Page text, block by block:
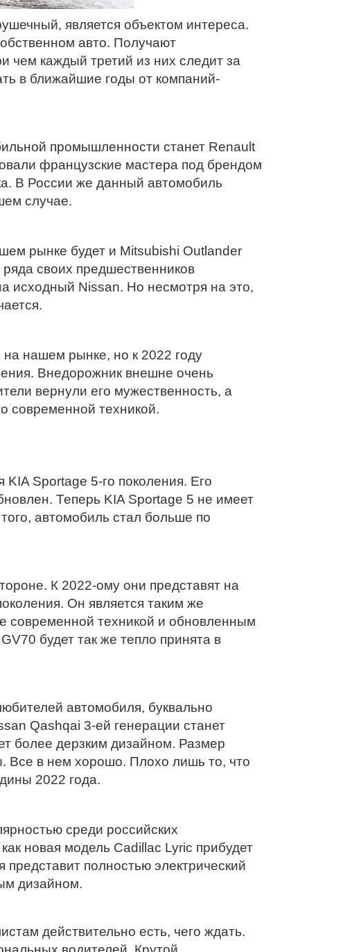
является объектом интереса.
авто. Получают
чем каждый третий из них следит за
в ближайшие годы от компаний-
промышленности станет Renault
французские мастера под брендом
В России же данный автомобиль
случае.
рынке будет и Mitsubishi Outlander
своих предшественников
исходный Nissan. Но несмотря на это,
на нашем рынке, но к 2022 году
Внедорожник внешне очень
вернули его мужественность, а
современной техникой.
Sportage 5-го поколения. Его
Теперь KIA Sportage 5 не имеет
автомобиль стал больше по
К 2022-ому они представят на
Он является таким же
современной техникой и обновленным
будет так же тепло принята в
автомобиля, буквально
Qashqai 3-ей генерации станет
более дерзким дизайном. Размер
Все в нем хорошо. Плохо лишь то, что
2022 года.
среди российских
новая модель Cadillac Lyric прибудет
полностью электрический
дизайном.
действительно есть, чего ждать.